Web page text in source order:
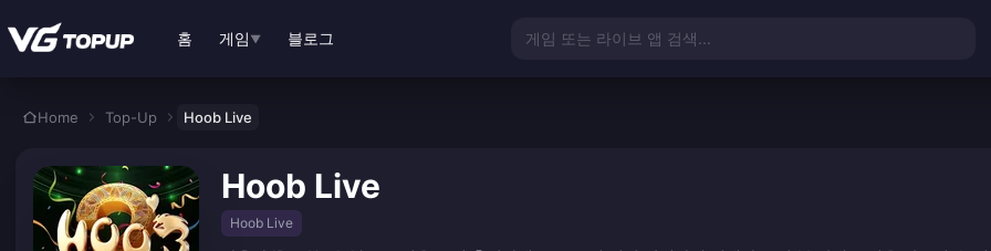
홈 게임 ▼ 블로그 게임 또는 라이브 앱 검색...
Home Top-Up Hoob Live
Hoob Live
Hoob Live